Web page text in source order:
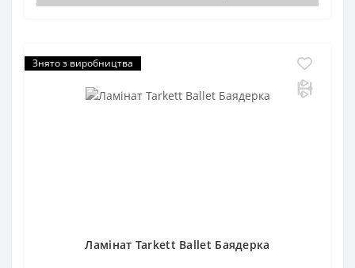
Знято з виробництва
Ламінат Tarkett Ballet Баядерка